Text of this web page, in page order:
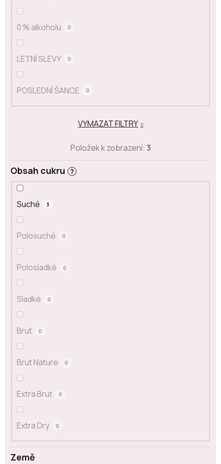
0 % alkoholu 0
LETNÍ SLEVY 0
POSLEDNÍ ŠANCE 0
Země
Obsah cukru ?
Suché 3
Polosuché 0
Polosladké 0
Sladké 0
Brut 0
Brut Nature 0
Extra Brut 0
Extra Dry 0
VYMAZAT FILTRY
Položek k zobrazení: 3